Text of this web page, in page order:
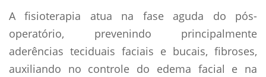
A fisioterapia atua na fase aguda do pós-
operatório, prevenindo principalmente
aderências teciduais faciais e bucais, fibroses,
auxiliando no controle do edema facial e na